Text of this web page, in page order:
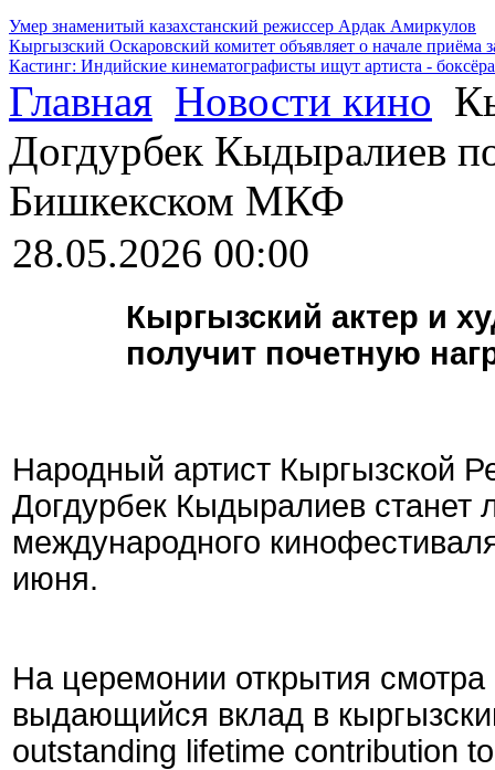
Умер знаменитый казахстанский режиссер Ардак Амиркулов
Кыргызский Оскаровский комитет объявляет о начале приёма
Кастинг: Индийские кинематографисты ищут артиста -
Главная Новости кино
Догдурбек Кыдыралиев
Бишкекском МКФ
28.05.2026 00:00
Кыргызский актер и
получит почетную
Народный артист Кыргызской
Догдурбек Кыдыралиев станет
международного
июня.
На церемонии открытия
выдающийся вклад в
outstanding lifetime contribution